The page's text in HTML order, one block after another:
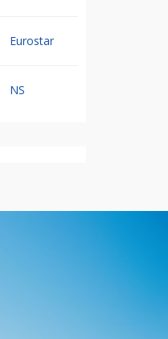
Eurostar
NS